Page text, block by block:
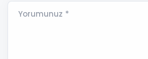
Yorumunuz *